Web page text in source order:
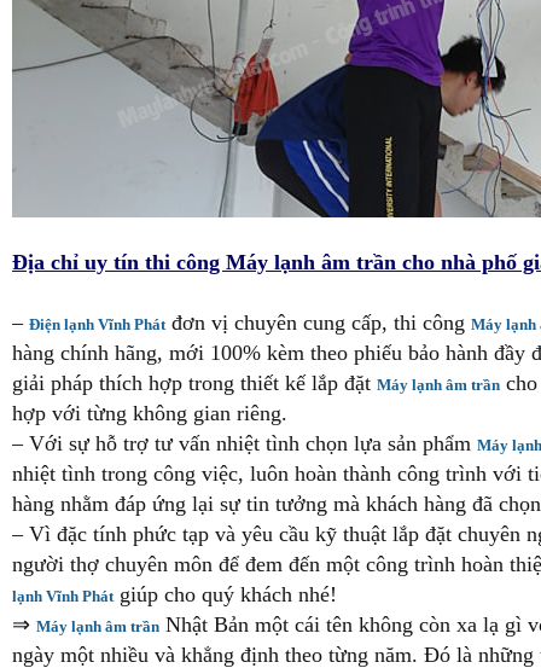
Địa chỉ uy tín thi công Máy lạnh âm trần cho nhà phố
– Điện lạnh Vĩnh Phátđơn vị chuyên cung cấp, thi công Máy lạnh
hàng chính hãng, mới 100% kèm theo phiếu bảo hành
giải pháp thích hợp trong thiết kế lắp đặt Máy lạnh âm trần
hợp với từng không gian riêng.
– Với sự hỗ trợ tư vấn nhiệt tình chọn lựa sản phẩm Máy
nhiệt tình trong công việc, luôn hoàn thành công trình với
hàng nhằm đáp ứng lại sự tin tưởng mà khách hàng đã
– Vì đặc tính phức tạp và yêu cầu kỹ thuật lắp đặt chuyên
người thợ chuyên môn để đem đến một công trình hoàn
lạnh Vĩnh Phátgiúp cho quý khách nhé!
⇒ Máy lạnh âm trần Nhật Bản một cái tên không còn xa lạ gì
ngày một nhiều và khẳng định theo từng năm. Đó là